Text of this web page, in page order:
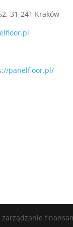
31-241 Kraków
panelfloor.pl/
zarządzanie